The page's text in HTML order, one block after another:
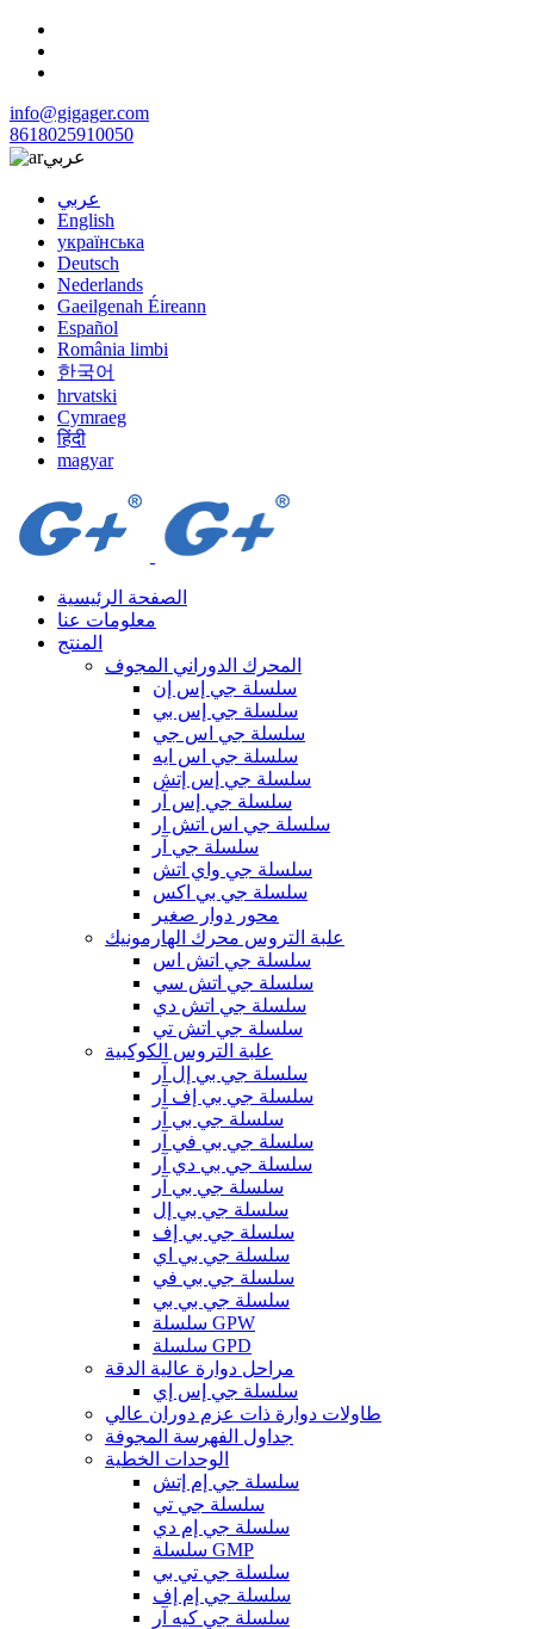
info@gigager.com
8618025910050
عربي
عربي
English
українська
Deutsch
Nederlands
Gaeilgenah Éireann
Español
România limbi
한국어
hrvatski
Cymraeg
हिंदी
magyar
الصفحة الرئيسية
معلومات عنا
المنتج
المحرك الدوراني المجوف
سلسلة جي إس إن
سلسلة جي إس بي
سلسلة جي اس جي
سلسلة جي اس ايه
سلسلة جي إس إتش
سلسلة جي إس آر
سلسلة جي اس اتش ار
سلسلة جي آر
سلسلة جي واي اتش
سلسلة جي بي اكس
محور دوار صغير
علبة التروس محرك الهارمونيك
سلسلة جي اتش اس
سلسلة جي اتش سي
سلسلة جي اتش دي
سلسلة جي اتش تي
علبة التروس الكوكبية
سلسلة جي بي إل آر
سلسلة جي بي إف آر
سلسلة جي بي آر
سلسلة جي بي في آر
سلسلة جي بي دي آر
سلسلة جي بي آر
سلسلة جي بي إل
سلسلة جي بي إف
سلسلة جي بي اي
سلسلة جي بي في
سلسلة جي بي بي
سلسلة GPW
سلسلة GPD
مراحل دوارة عالية الدقة
سلسلة جي إس إي
طاولات دوارة ذات عزم دوران عالي
جداول الفهرسة المجوفة
الوحدات الخطية
سلسلة جي إم إتش
سلسلة جي تي
سلسلة جي إم دي
سلسلة GMP
سلسلة جي تي بي
سلسلة جي إم إف
سلسلة جي كيه آر